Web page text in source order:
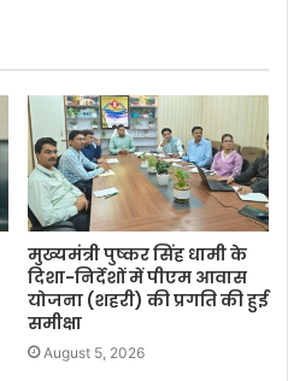
मुख्यमंत्री पुष्कर सिंह धामी के
दिशा-निर्देशों में पीएम आवास
योजना (शहरी) की प्रगति की हुई
समीक्षा
August 5, 2026